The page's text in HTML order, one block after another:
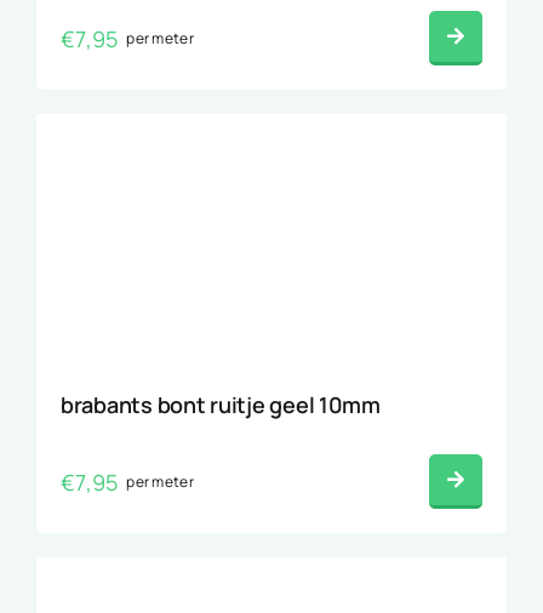
€7,95 per meter
brabants bont ruitje geel 10mm
€7,95 per meter